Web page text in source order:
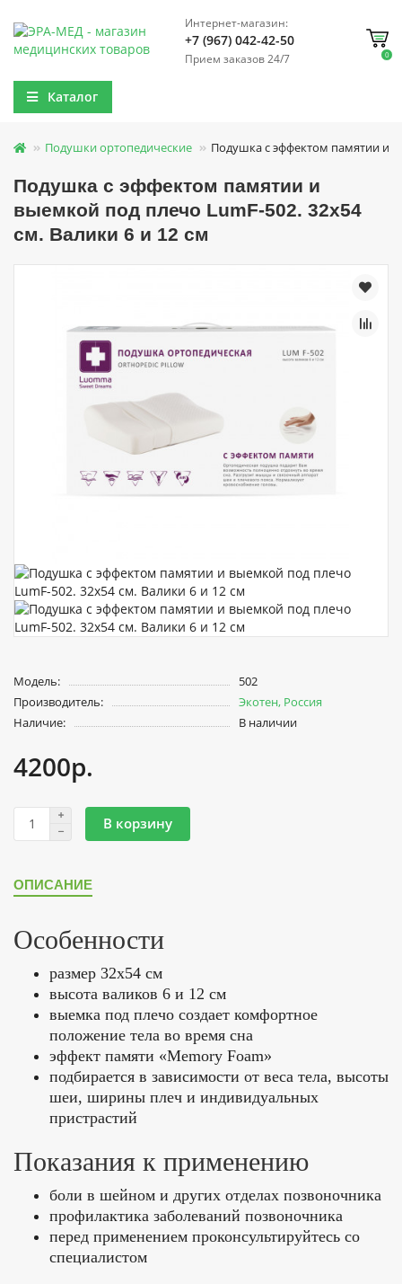
Интернет-магазин:
+7 (967) 042-42-50
Прием заказов 24/7 0
Каталог
Подушки ортопедические Подушка с эффектом памятии и
Подушка с эффектом памятии и
выемкой под плечо LumF-502. 32х54
см. Валики 6 и 12 см
Модель:
502
Производитель:
Экотен, Россия
Наличие:
В наличии
4200р.
В корзину
ОПИСАНИЕ
Особенности
размер 32х54 см
высота валиков 6 и 12 см
выемка под плечо создает комфортное
положение тела во время сна
эффект памяти «Memory Foam»
подбирается в зависимости от веса тела, высоты
шеи, ширины плеч и индивидуальных
пристрастий
Показания к применению
боли в шейном и других отделах позвоночника
профилактика заболеваний позвоночника
перед применением проконсультируйтесь со
специалистом